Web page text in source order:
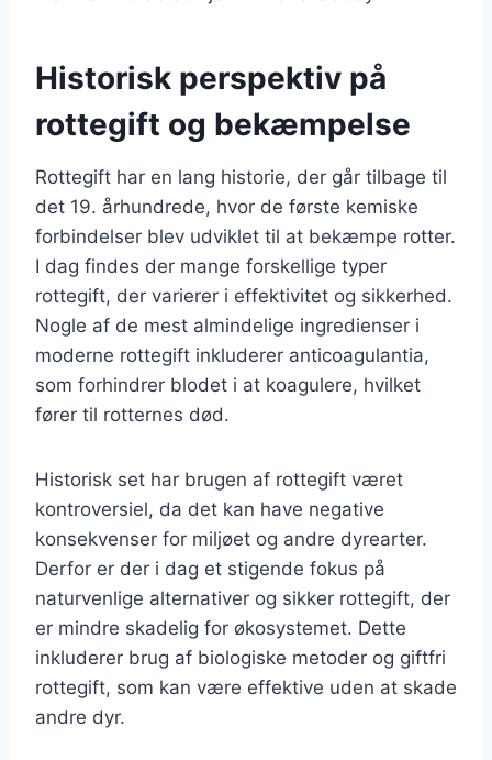
Historisk perspektiv på
rottegift og bekæmpelse
Rottegift har en lang historie, der går tilbage til
det 19. århundrede, hvor de første kemiske
forbindelser blev udviklet til at bekæmpe rotter.
I dag findes der mange forskellige typer
rottegift, der varierer i effektivitet og sikkerhed.
Nogle af de mest almindelige ingredienser i
moderne rottegift inkluderer anticoagulantia,
som forhindrer blodet i at koagulere, hvilket
fører til rotternes død.
Historisk set har brugen af rottegift været
kontroversiel, da det kan have negative
konsekvenser for miljøet og andre dyrearter.
Derfor er der i dag et stigende fokus på
naturvenlige alternativer og sikker rottegift, der
er mindre skadelig for økosystemet. Dette
inkluderer brug af biologiske metoder og giftfri
rottegift, som kan være effektive uden at skade
andre dyr.